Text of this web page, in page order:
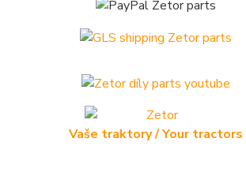
Vaše traktory / Your tractors